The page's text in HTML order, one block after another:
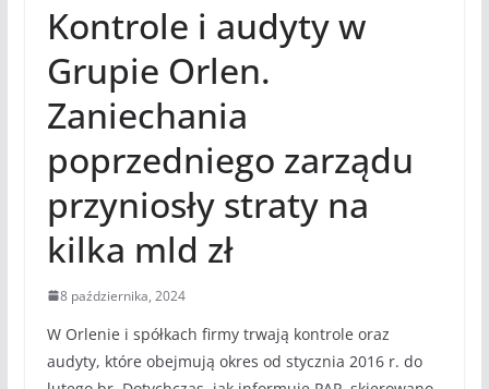
Kontrole i audyty w
Grupie Orlen.
Zaniechania
poprzedniego zarządu
przyniosły straty na
kilka mld zł
8 października, 2024
W Orlenie i spółkach firmy trwają kontrole oraz
audyty, które obejmują okres od stycznia 2016 r. do